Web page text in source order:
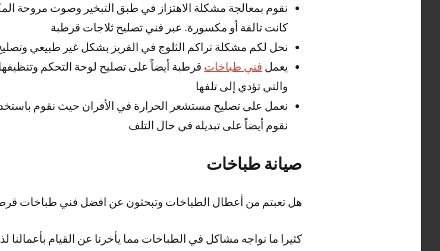
نقوم بمعالجة مشكلة الاهتزاز في طبق التبخير وصوت مروحة
كانت تالفة أو مكسورة. عبر فني تصليح ثلاجات قرطبة
نحل لكم مشكلة تراكم الثلوج في الفريز بشكل غير طبيعي وتصليح
يعمل فني طباخات قرطبة أيضاً على تصليح لوحة التحكم
والتي تؤدي إلى تلفها
نعمل على تصليح مستشعر الحرارة في الأفران حيث نقوم
نقوم أيضاً على تبديله في حال التلف
صيانة طباخات
هل تعبتم من أعطال الطباخات وتبحثون عن افضل فني طباخات
كثيرا ما نواجه مشاكل في الطباخات مما يأخرنا عن القيام